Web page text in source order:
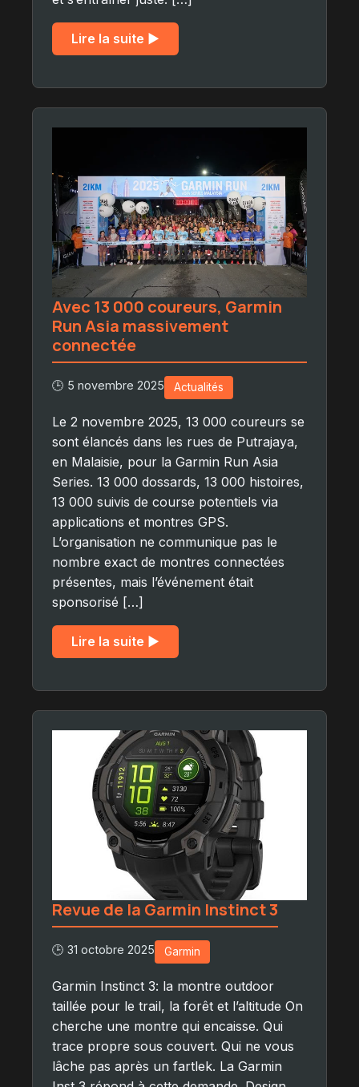
Lire la suite ▶︎
Avec 13 000 coureurs, Garmin
Run Asia massivement
connectée
🕒 5 novembre 2025 Actualités
Le 2 novembre 2025, 13 000 coureurs se
sont élancés dans les rues de Putrajaya,
en Malaisie, pour la Garmin Run Asia
Series. 13 000 dossards, 13 000 histoires,
13 000 suivis de course potentiels via
applications et montres GPS.
L’organisation ne communique pas le
nombre exact de montres connectées
présentes, mais l’événement était
sponsorisé […]
Lire la suite ▶︎
Revue de la Garmin Instinct 3
🕒 31 octobre 2025 Garmin
Garmin Instinct 3: la montre outdoor
taillée pour le trail, la forêt et l’altitude On
cherche une montre qui encaisse. Qui
trace propre sous couvert. Qui ne vous
lâche pas après un fartlek. La Garmin